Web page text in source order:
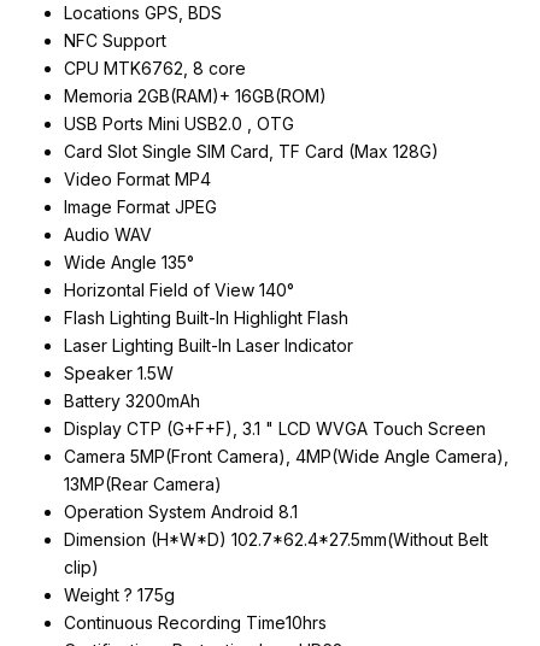
Locations GPS, BDS
NFC Support
CPU MTK6762, 8 core
Memoria 2GB(RAM)+ 16GB(ROM)
USB Ports Mini USB2.0 , OTG
Card Slot Single SIM Card, TF Card (Max 128G)
Video Format MP4
Image Format JPEG
Audio WAV
Wide Angle 135°
Horizontal Field of View 140°
Flash Lighting Built-In Highlight Flash
Laser Lighting Built-In Laser Indicator
Speaker 1.5W
Battery 3200mAh
Display CTP (G+F+F), 3.1 " LCD WVGA Touch Screen
Camera 5MP(Front Camera), 4MP(Wide Angle Camera),
13MP(Rear Camera)
Operation System Android 8.1
Dimension (H*W*D) 102.7*62.4*27.5mm(Without Belt
clip)
Weight ? 175g
Continuous Recording Time10hrs